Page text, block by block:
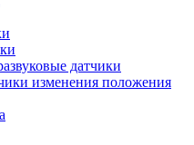
датчики
изменения положения